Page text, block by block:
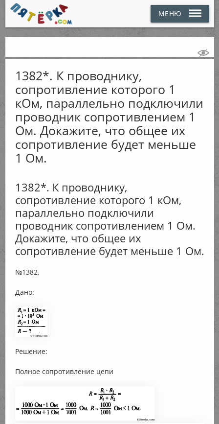
МЕНЮ
1382*. К проводнику,
сопротивление которого 1
кОм, параллельно подключили
проводник сопротивлением 1
Ом. Докажите, что общее их
сопротивление будет меньше
1 Ом.
1382*. К проводнику,
сопротивление которого 1 кОм,
параллельно подключили
проводник сопротивлением 1 Ом.
Докажите, что общее их
сопротивление будет меньше 1 Ом.
№1382.
Дано:
Решение:
Полное сопротивление цепи